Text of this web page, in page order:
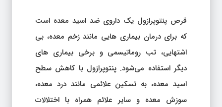
قرص پنتوپرازول یک داروی ضد اسید معده است
که برای درمان بیماری‌ هایی مانند زخم معده، بی‌
اشتهایی، تب روماتیسمی و برخی بیماری‌ های
دیگر استفاده می‌شود. پنتوپرازول با کاهش سطح
اسید معده، به تسکین علائمی مانند درد معده،
سوزش معده و سایر علائم همراه با اختلالات